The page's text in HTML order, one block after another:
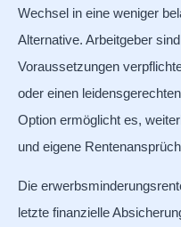
Wechsel in eine weniger
Alternative. Arbeitgeber
Voraussetzungen
oder einen
Option ermöglicht es,
und eigene
Die
letzte finanzielle